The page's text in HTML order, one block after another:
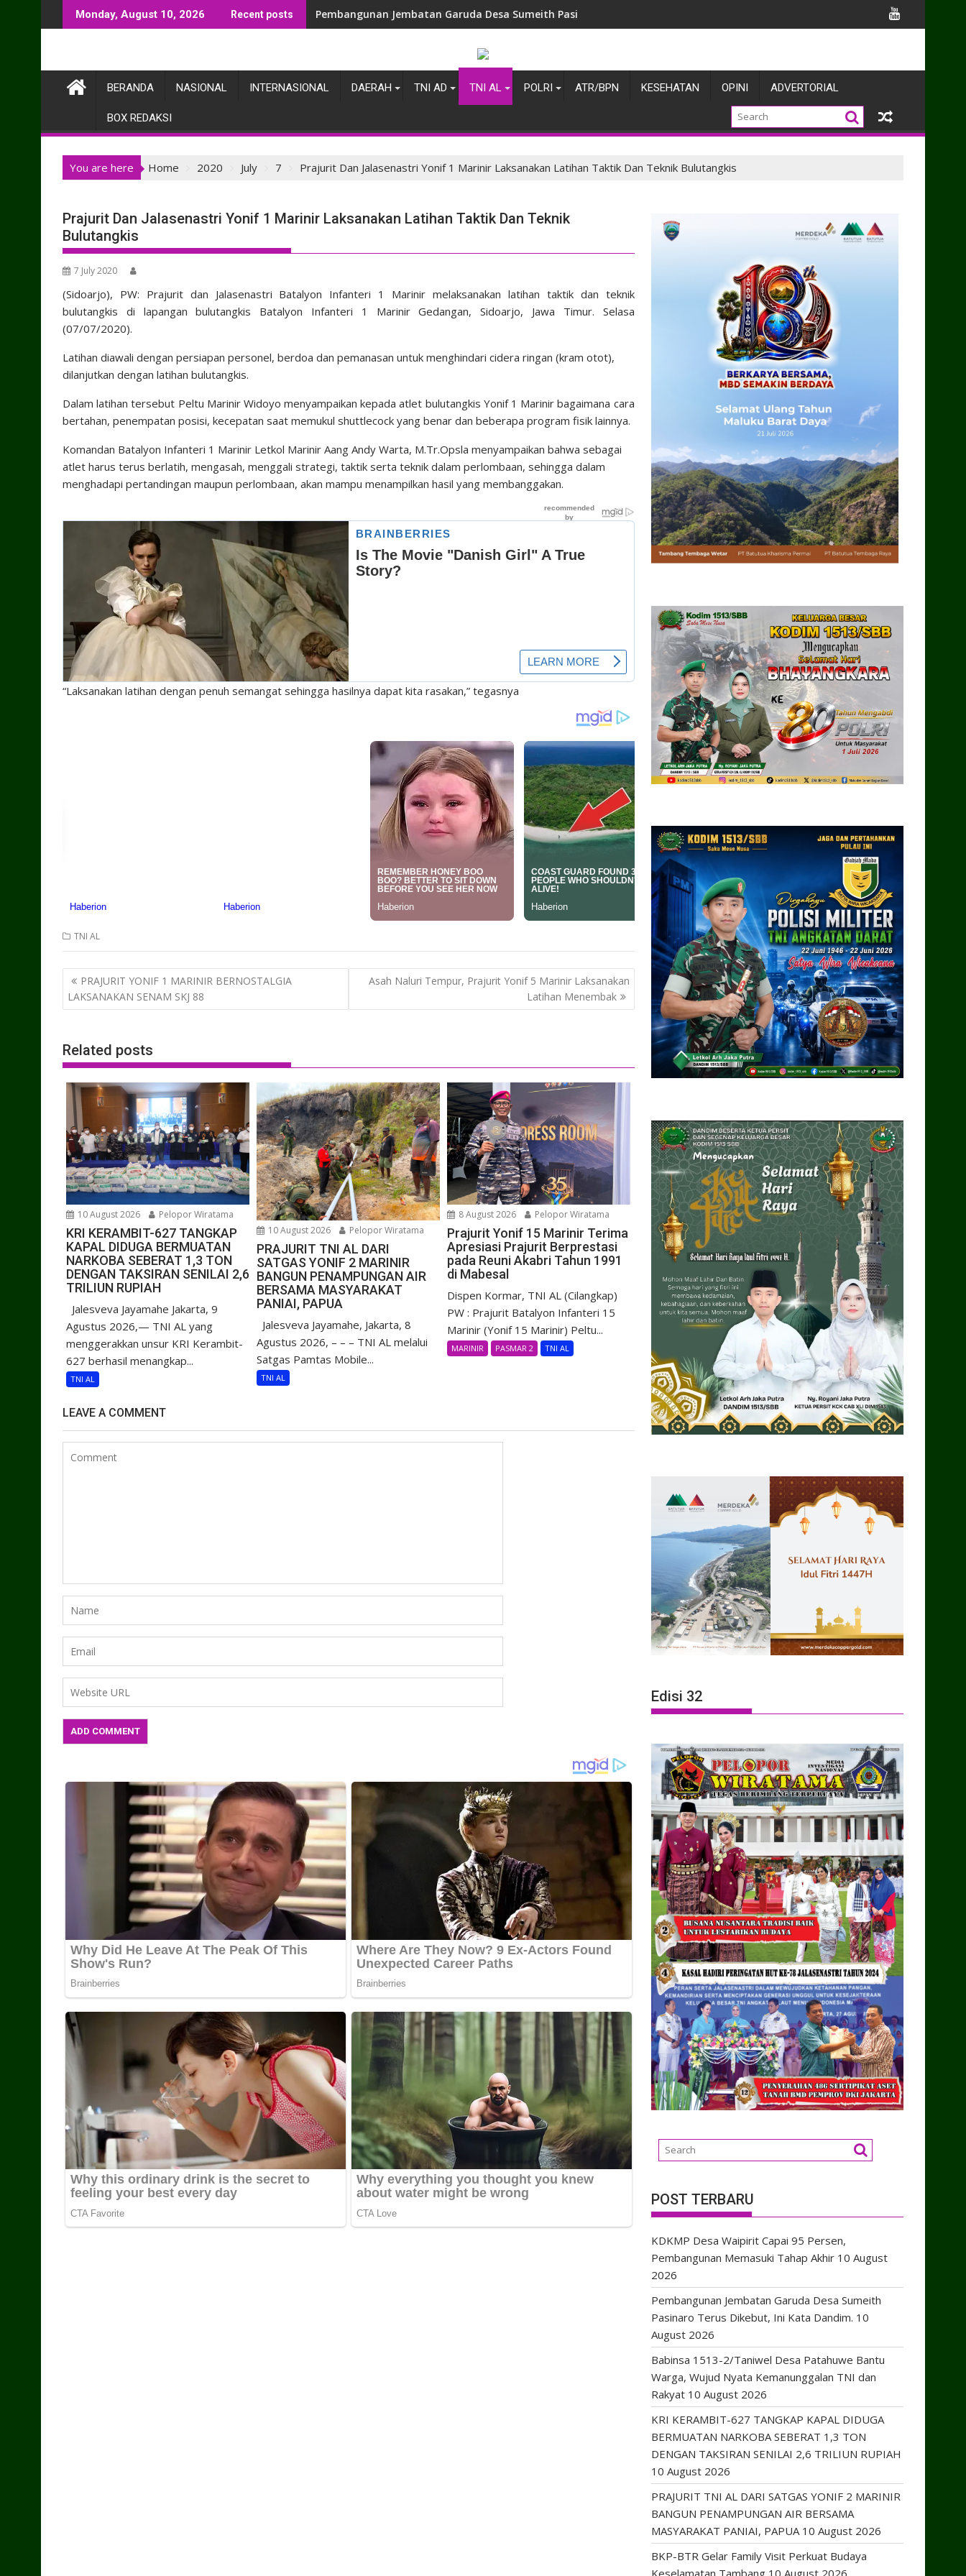
to
Monday, August 10, 2026 Recent posts Babinsa 1513-2/Taniwel Desa Patahuwe Bantu Warga, Wujud Nyata Kemanunggalan TNI dan Rakyat
BERANDA NASIONAL INTERNASIONAL DAERAH TNI AD TNI AL POLRI ATR/BPN KESEHATAN OPINI ADVERTORIAL
BOX REDAKSI
You are here Home 2020 July 7 Prajurit Dan Jalasenastri Yonif 1 Marinir Laksanakan Latihan Taktik Dan Teknik Bulutangkis
Prajurit Dan Jalasenastri Yonif 1 Marinir Laksanakan Latihan Taktik Dan Teknik
Bulutangkis
7 July 2020
(Sidoarjo), PW: Prajurit dan Jalasenastri Batalyon Infanteri 1 Marinir melaksanakan latihan taktik dan teknik
bulutangkis di lapangan bulutangkis Batalyon Infanteri 1 Marinir Gedangan, Sidoarjo, Jawa Timur. Selasa
(07/07/2020).
Latihan diawali dengan persiapan personel, berdoa dan pemanasan untuk menghindari cidera ringan (kram otot),
dilanjutkan dengan latihan bulutangkis.
Dalam latihan tersebut Peltu Marinir Widoyo menyampaikan kepada atlet bulutangkis Yonif 1 Marinir bagaimana cara
bertahan, penempatan posisi, kecepatan saat memukul shuttlecock yang benar dan beberapa program fisik lainnya.
Komandan Batalyon Infanteri 1 Marinir Letkol Marinir Aang Andy Warta, M.Tr.Opsla menyampaikan bahwa sebagai
atlet harus terus berlatih, mengasah, menggali strategi, taktik serta teknik dalam perlombaan, sehingga dalam
menghadapi pertandingan maupun perlombaan, akan mampu menampilkan hasil yang membanggakan.
“Laksanakan latihan dengan penuh semangat sehingga hasilnya dapat kita rasakan,” tegasnya
TNI AL
Post
navigation
PRAJURIT YONIF 1 MARINIR BERNOSTALGIA
LAKSANAKAN SENAM SKJ 88
Asah Naluri Tempur, Prajurit Yonif 5 Marinir Laksanakan
Latihan Menembak
Related posts
10 August 2026 Pelopor Wiratama
KRI KERAMBIT-627 TANGKAP
KAPAL DIDUGA BERMUATAN
NARKOBA SEBERAT 1,3 TON
DENGAN TAKSIRAN SENILAI 2,6
TRILIUN RUPIAH
Jalesveva Jayamahe Jakarta, 9
Agustus 2026,— TNI AL yang
menggerakkan unsur KRI Kerambit-
627 berhasil menangkap...
TNI AL
10 August 2026 Pelopor Wiratama
PRAJURIT TNI AL DARI
SATGAS YONIF 2 MARINIR
BANGUN PENAMPUNGAN AIR
BERSAMA MASYARAKAT
PANIAI, PAPUA
Jalesveva Jayamahe, Jakarta, 8
Agustus 2026, – – – TNI AL melalui
Satgas Pamtas Mobile...
TNI AL
8 August 2026 Pelopor Wiratama
Prajurit Yonif 15 Marinir Terima
Apresiasi Prajurit Berprestasi
pada Reuni Akabri Tahun 1991
di Mabesal
Dispen Kormar, TNI AL (Cilangkap)
PW : Prajurit Batalyon Infanteri 15
Marinir (Yonif 15 Marinir) Peltu...
MARINIR PASMAR 2 TNI AL
LEAVE A COMMENT
Edisi 32
POST TERBARU
KDKMP Desa Waipirit Capai 95 Persen,
Pembangunan Memasuki Tahap Akhir 10 August
2026
Pembangunan Jembatan Garuda Desa Sumeith
Pasinaro Terus Dikebut, Ini Kata Dandim. 10
August 2026
Babinsa 1513-2/Taniwel Desa Patahuwe Bantu
Warga, Wujud Nyata Kemanunggalan TNI dan
Rakyat 10 August 2026
KRI KERAMBIT-627 TANGKAP KAPAL DIDUGA
BERMUATAN NARKOBA SEBERAT 1,3 TON
DENGAN TAKSIRAN SENILAI 2,6 TRILIUN RUPIAH
10 August 2026
PRAJURIT TNI AL DARI SATGAS YONIF 2 MARINIR
BANGUN PENAMPUNGAN AIR BERSAMA
MASYARAKAT PANIAI, PAPUA 10 August 2026
BKP-BTR Gelar Family Visit Perkuat Budaya
Keselamatan Tambang 10 August 2026